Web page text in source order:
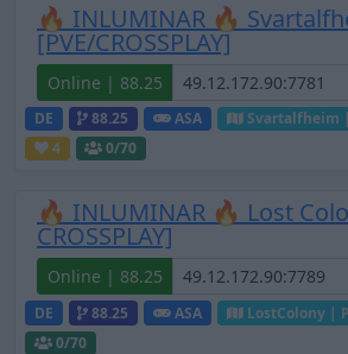
🔥 INLUMINAR 🔥
[PVE/CROSSPLAY]
Online | 88.25
DE 88.25 ASA Svartalfheim |
4
0/70
🔥 INLUMINAR 🔥 Lost
CROSSPLAY]
Online | 88.25
DE 88.25 ASA LostColony |
0/70